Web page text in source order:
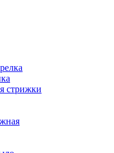
стрижки